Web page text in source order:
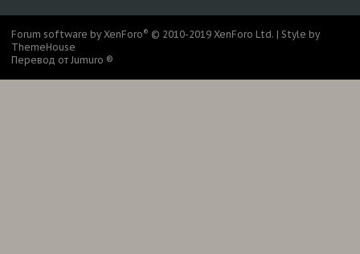
Forum software by XenForo® © 2010-2019 XenForo Ltd. | Style by
ThemeHouse
Перевод от Jumuro ®